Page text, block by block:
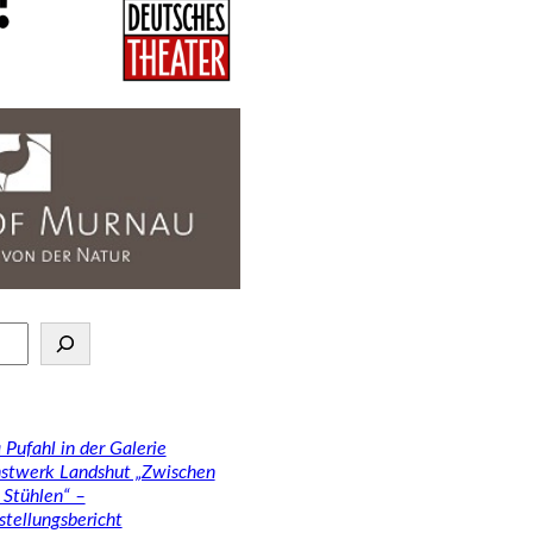
Pufahl in der Galerie
Landshut „Zwischen
–